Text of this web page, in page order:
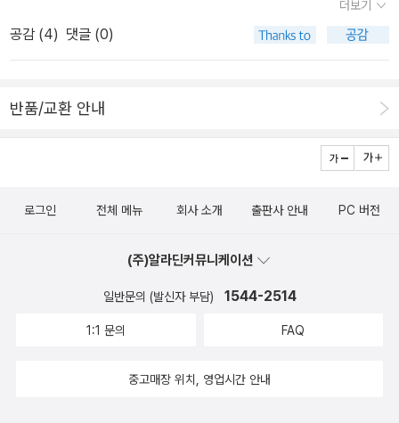
안한것만 추구하다보면나태해지고 도태 되기 마련이다돼지들도 그랬
할머니어느날 할머니가 은행에서 아주 이상한 행동을 보인다은행에
지켜보던 어린손자는 그런 할머니와 돈을 지켜드려야 한다는 마음이
간절하다그리고 열심히 할머니를 지켜드린다그리고 다시 할머니는
예전의 할머니로 돌아오셨다손자는 얼마나 놀랐을까 그러나 그 모습
다그리고 도서관을 찾는 친구들을 위해서도아주 멋진 책을 만드는 법
야기,개는 왜 사람과 함께 살게 되었나여러분은 아시나요소년 킵은
아주 멋진 늑대를 만났다그리고 그 늑대가 지금은 우리 인간의 멋진
짓고 싶다그런데 그가 취직하고 싶은 곳에서는 그를 받아 주지 않는
더보기
공감 (4) 댓글 (0)
반품/교환 안내
로그인 전체 메뉴 회사 소개 출판사 안내 PC 버전
(주)알라딘커뮤니케이션
일반문의 (발신자 부담) 1544-2514
1:1 문의 FAQ
중고매장 위치, 영업시간 안내